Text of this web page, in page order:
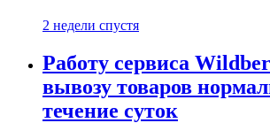
2 недели спустя
Работу сервиса
вывозу товаров
течение суток